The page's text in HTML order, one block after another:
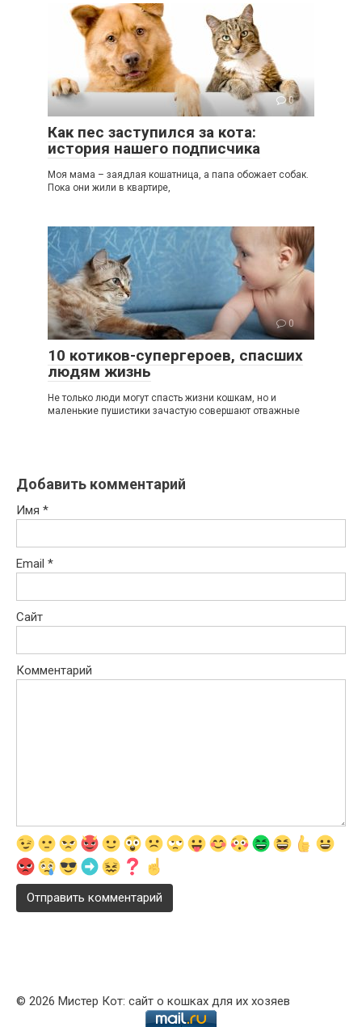
0
Как пес заступился за кота:
история нашего подписчика
Моя мама – заядлая кошатница, а папа обожает собак.
Пока они жили в квартире,
0
10 котиков-супергероев, спасших
людям жизнь
Не только люди могут спасть жизни кошкам, но и
маленькие пушистики зачастую совершают отважные
Добавить комментарий
Имя *
Email *
Сайт
Комментарий
© 2026 Мистер Кот: сайт о кошках для их хозяев